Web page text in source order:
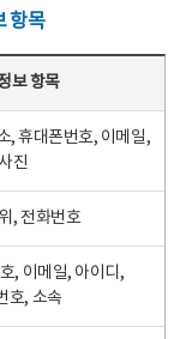
항목
보 항목
, 휴대폰번호, 이메일,
진
, 전화번호
, 이메일, 아이디,
호, 소속